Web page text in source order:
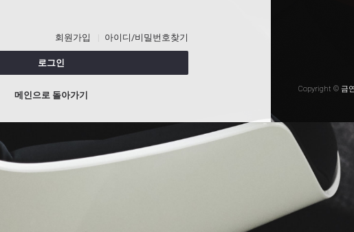
회원가입 아이디/비밀번호찾기
로그인
메인으로 돌아가기
Copyright © 금